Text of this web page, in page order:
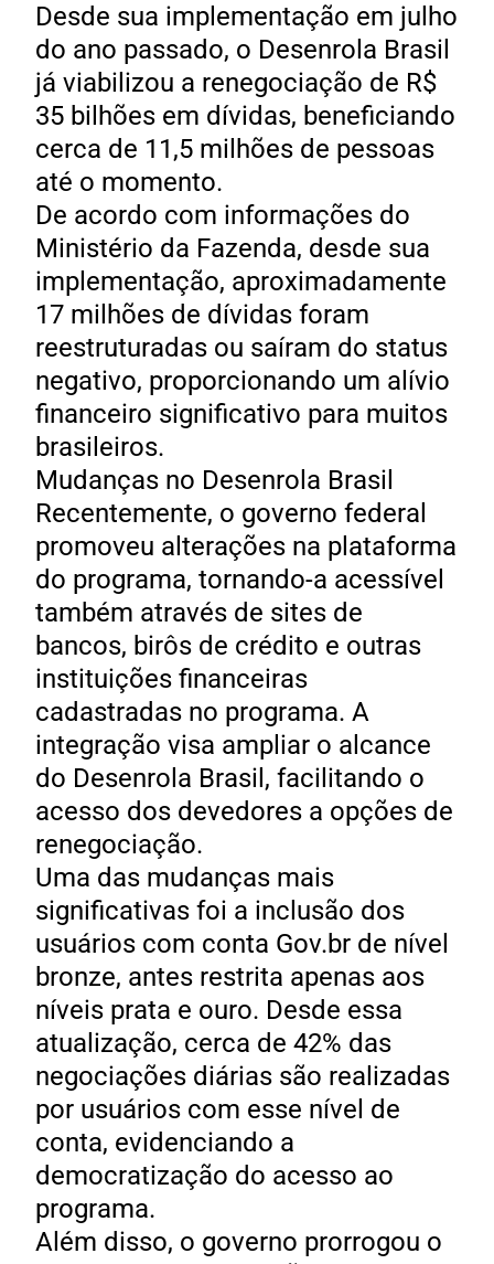
Desde sua implementação em julho
do ano passado, o Desenrola Brasil
já viabilizou a renegociação de R$
35 bilhões em dívidas, beneficiando
cerca de 11,5 milhões de pessoas
até o momento.
De acordo com informações do
Ministério da Fazenda, desde sua
implementação, aproximadamente
17 milhões de dívidas foram
reestruturadas ou saíram do status
negativo, proporcionando um alívio
financeiro significativo para muitos
brasileiros.
Mudanças no Desenrola Brasil
Recentemente, o governo federal
promoveu alterações na plataforma
do programa, tornando-a acessível
também através de sites de
bancos, birôs de crédito e outras
instituições financeiras
cadastradas no programa. A
integração visa ampliar o alcance
do Desenrola Brasil, facilitando o
acesso dos devedores a opções de
renegociação.
Uma das mudanças mais
significativas foi a inclusão dos
usuários com conta Gov.br de nível
bronze, antes restrita apenas aos
níveis prata e ouro. Desde essa
atualização, cerca de 42% das
negociações diárias são realizadas
por usuários com esse nível de
conta, evidenciando a
democratização do acesso ao
programa.
Além disso, o governo prorrogou o